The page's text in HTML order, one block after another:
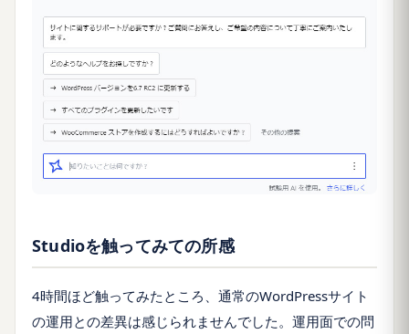
Studioを触ってみての所感
4時間ほど触ってみたところ、通常のWordPressサイト
の運用との差異は感じられませんでした。運用面での問